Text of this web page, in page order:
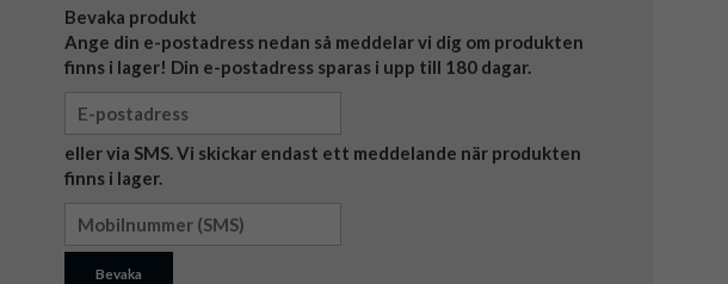
Bevaka produkt
Ange din e-postadress nedan så meddelar vi dig om produkten
finns i lager! Din e-postadress sparas i upp till 180 dagar.
eller via SMS. Vi skickar endast ett meddelande när produkten
finns i lager.
Bevaka